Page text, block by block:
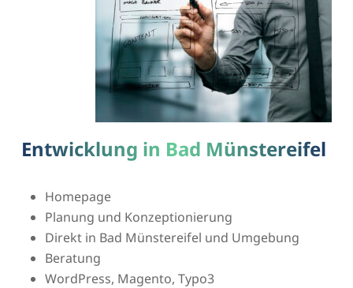
Entwicklung in Bad Münstereifel
Homepage
Planung und Konzeptionierung
Direkt in Bad Münstereifel und Umgebung
Beratung
WordPress, Magento, Typo3